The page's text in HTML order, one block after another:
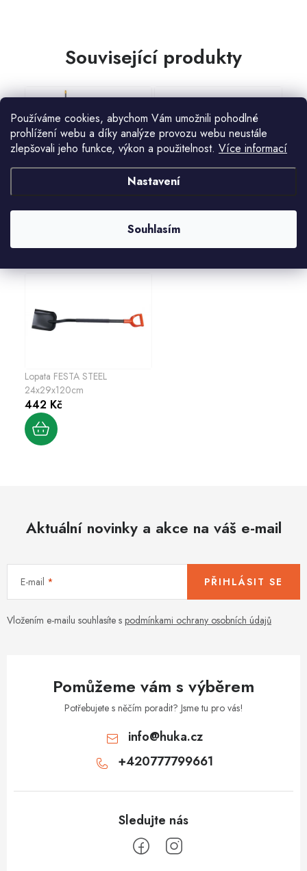
Používáme cookies, abychom Vám umožnili pohodlné
prohlížení webu a díky analýze provozu webu neustále
zlepšovali jeho funkce, výkon a použitelnost. Více informací
Nastavení
Souhlasím
Související produkty
J.A.D. Tools 11883 Vozík
Lopata FESTA STEEL
24x29x120cm
442 Kč
Aktuální novinky a akce na váš e-mail
E-mail
Vložením e-mailu souhlasíte s podmínkami ochrany osobních údajů
PŘIHLÁSIT SE
Pomůžeme vám s výběrem
Potřebujete s něčím poradit? Jsme tu pro vás!
info@huka.cz
+420777799661